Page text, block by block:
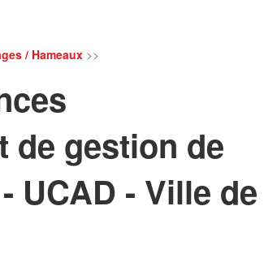
/ Hameaux >>
de gestion de
UCAD - Ville de